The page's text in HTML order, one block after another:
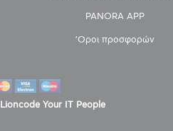
PANORA APP
'Οροι προσφορών
Lioncode Your IT People